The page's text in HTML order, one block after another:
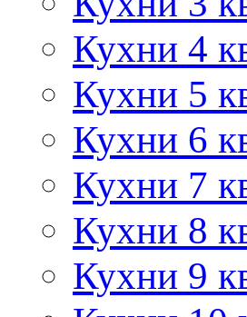
Кухни 4
Кухни 5
Кухни 6
Кухни 7
Кухни 8
Кухни 9